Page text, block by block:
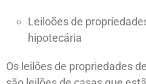
Leiloões de
hipotecária
Os leilões de propriedades